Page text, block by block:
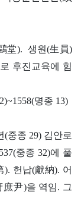
堂). 생원(生員)
후진교육에 힘
명종 13)
(중종 29) 김안로
중종 32)에 풀
). 헌납(獻納). 어
尹)을 역임. 그